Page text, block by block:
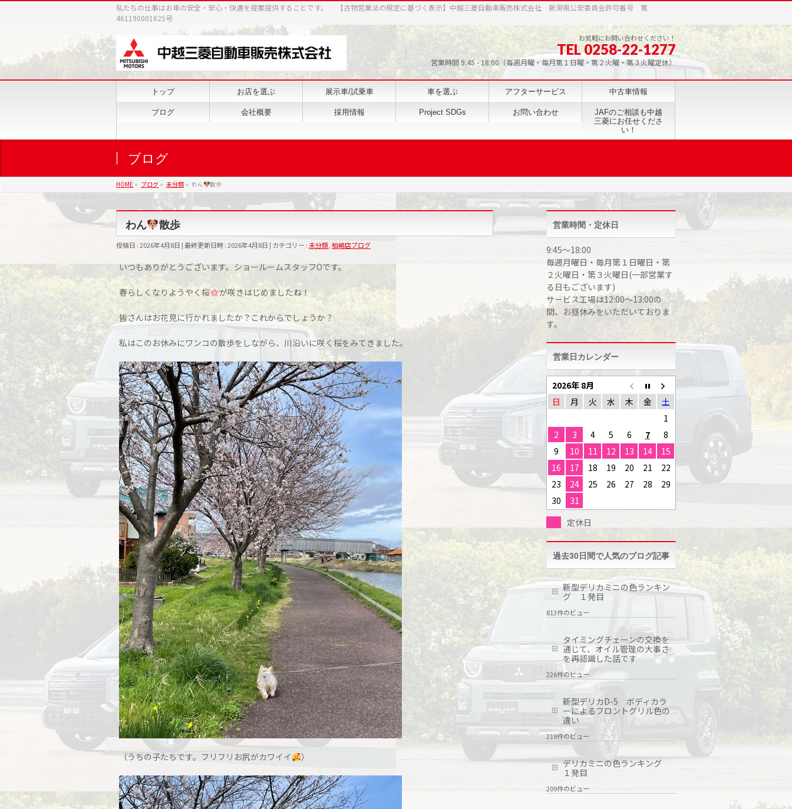
私たちの仕事はお車の安全・安心・快適を提案提供することです。 【古物営業法の規定に基づく表示】中越三菱自動車販売株式会社 新潟県公安委員会許可番号 第
461190001625号
お気軽にお問い合わせください！
TEL 0258-22-1277
営業時間 9:45 - 18:00（毎週月曜・毎月第１日曜・第２火曜・第３火曜定休）
トップ お店を選ぶ 展示車/試乗車 車を選ぶ アフターサービス 中古車情報
ブログ 会社概要 採用情報 Project SDGs お問い合わせ
JAFのご相談も中越
三菱にお任せくださ
い！
ブログ
HOME » ブログ » 未分類 » わん 散歩
わん 散歩
投稿日 : 2026年4月8日 最終更新日時 : 2026年4月8日 カテゴリー :未分類,柏崎店ブログ
いつもありがとうございます。ショールームスタッフOです。
春らしくなりようやく桜 が咲きはじめましたね！
皆さんはお花見に行かれましたか？これからでしょうか？
私はこのお休みにワンコの散歩をしながら、川沿いに咲く桜をみてきました。
（うちの子たちです。フリフリお尻がカワイイ ）
営業時間・定休日
9:45～18:00
毎週月曜日・毎月第１日曜日・第
２火曜日・第３火曜日(一部営業す
る日もございます)
サービス工場は12:00～13:00の
間、お昼休みをいただいておりま
す。
営業日カレンダー
2026年 8月
日
月 火 水 木 金
土
1
2
3 4 5 6 7
8
9
10 11 12 13 14
15
16
17 18 19 20 21
22
23
24 25 26 27 28
29
30
31
定休日
過去30日間で人気のブログ記事
新型デリカミニの色ランキン
グ １発目
813件のビュー
タイミングチェーンの交換を
通じて、オイル管理の大事さ
を再認識した話です
226件のビュー
新型デリカD-5 ボディカラ
ーによるフロントグリル色の
違い
219件のビュー
デリカミニの色ランキング
１発目
209件のビュー